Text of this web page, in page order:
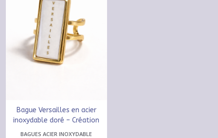
Bague Versailles en acier
inoxydable doré – Création
artisanale faite main
BAGUES ACIER INOXYDABLE
Chaînes
de
lunettes
chevilles
(2)